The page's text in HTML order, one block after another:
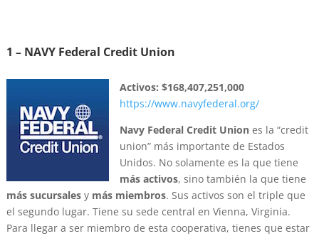
1 – NAVY Federal Credit Union
Activos: $168,407,251,000
https://www.navyfederal.org/
Navy Federal Credit Uniones la “credit
union” más importante de Estados
Unidos. No solamente es la que tiene
más activos, sino también la que tiene
más sucursalesy más miembros. Sus activos son el triple que
el segundo lugar. Tiene su sede central en Vienna, Virginia.
Para llegar a ser miembro de esta cooperativa, tienes que estar